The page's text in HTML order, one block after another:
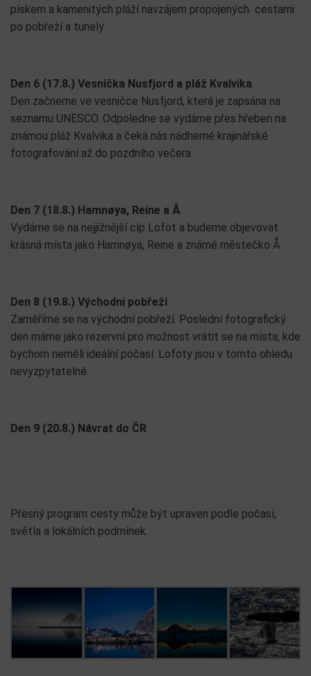
pískem a kamenitých pláží navzájem propojených cestami
po pobřeží a tunely.
Den 6 (17.8.) Vesnička Nusfjord a pláž Kvalvika
Den začneme ve vesničce Nusfjord, která je zapsána na
seznamu UNESCO. Odpoledne se vydáme přes hřeben na
známou pláž Kvalvika a čeká nás nádherné krajinářské
fotografování až do pozdního večera.
Den 7 (18.8.) Hamnøya, Reine a Å
Vydáme se na nejjižnější cíp Lofot a budeme objevovat
krásná místa jako Hamnøya, Reine a známé městečko Å.
Den 8 (19.8.) Východní pobřeží
Zaměříme se na východní pobřeží. Poslední fotografický
den máme jako rezervní pro možnost vrátit se na místa, kde
bychom neměli ideální počasí. Lofoty jsou v tomto ohledu
nevyzpytatelné.
Den 9 (20.8.) Návrat do ČR
Přesný program cesty může být upraven podle počasí,
světla a lokálních podmínek.